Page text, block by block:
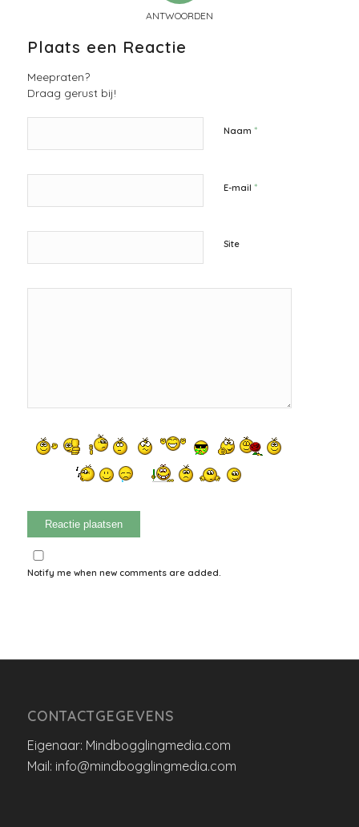
ANTWOORDEN
Plaats een Reactie
Meepraten?
Draag gerust bij!
Naam *
E-mail *
Site
Notify me when new comments are added.
CONTACTGEGEVENS
Eigenaar: Mindbogglingmedia.com
Mail: info@mindbogglingmedia.com